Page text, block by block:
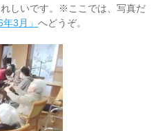
しいです。※ここでは、写真だ
年3月」へどうぞ。